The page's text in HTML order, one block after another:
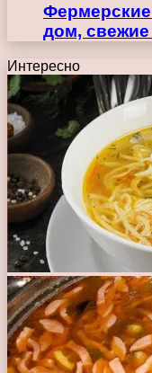
Фермерские
дом, свежие
Интересно